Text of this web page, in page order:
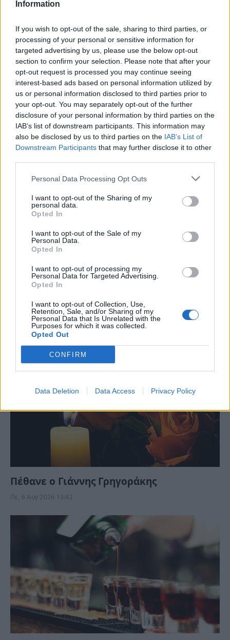
Information
If you wish to opt-out of the sale, sharing to third parties, or
processing of your personal or sensitive information for
targeted advertising by us, please use the below opt-out
section to confirm your selection. Please note that after your
opt-out request is processed you may continue seeing
interest-based ads based on personal information utilized by
us or personal information disclosed to third parties prior to
your opt-out. You may separately opt-out of the further
disclosure of your personal information by third parties on the
IAB’s list of downstream participants. This information may
also be disclosed by us to third parties on the IAB’s List of
Downstream Participants that may further disclose it to other
Personal Data Processing Opt Outs
I want to opt-out of the Sharing of my
personal data.
Opted In
I want to opt-out of the Sale of my
Personal Data.
Opted In
I want to opt-out of processing my
Personal Data for Targeted Advertising.
Opted In
I want to opt-out of Collection, Use,
Retention, Sale, and/or Sharing of my
Personal Data that Is Unrelated with the
Purposes for which it was collected.
Opted Out
CONFIRM
Data Deletion Data Access Privacy Policy
Συγκλονιστικές στιγμές – Κατέρρευσε η
σύζυγος του Χαλκιά στην κηδεία
Πε, 6 Αυγ 2026 14:04
Έρχονται τα πάνω κάτω για 4 ζώδια τον
Αύγουστο – Ποια τα βρίσκουν σκούρα και
ποια αναπνεόυν
Πε, 6 Αυγ 2026 13:52
Πέθανε ο Γιάννης Γρηγοράκης
Πε, 6 Αυγ 2026 13:42